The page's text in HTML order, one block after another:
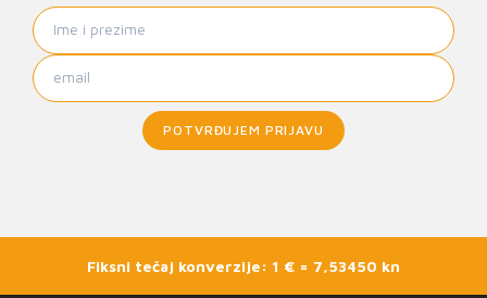
POTVRĐUJEM PRIJAVU
Fiksni tečaj konverzije: 1 € = 7,53450 kn